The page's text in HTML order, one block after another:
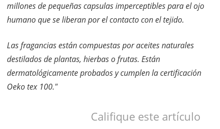
millones de pequeñas capsulas imperceptibles para el ojo
humano que se liberan por el contacto con el tejido.
Las fragancias están compuestas por aceites naturales
destilados de plantas, hierbas o frutas. Están
dermatológicamente probados y cumplen la certificación
Oeko tex 100."
Califique este artículo